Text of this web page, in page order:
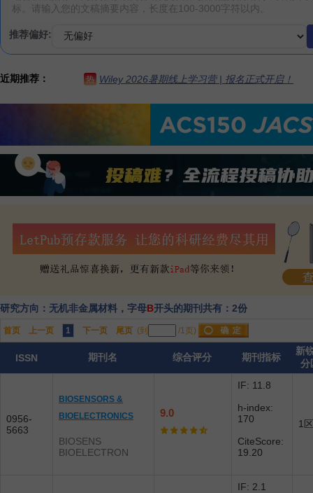
推荐偏好:
近期推荐： 热 Wiley 2026暑期线上学习营 | 报名正式开启！
研究方向：无机非金属材料，字母B开头的期刊共有：2份
首页 上一页 1 下一页 尾页 (到 /1页)
ISSN 期刊名 综合评分 期刊指标
新
分
0956-
5663
BIOSENSORS &
BIOELECTRONICS
BIOSENS
BIOELECTRON
9.0
IF: 11.8
h-index:
170
CiteScore:
19.20
1区
IF: 2.1